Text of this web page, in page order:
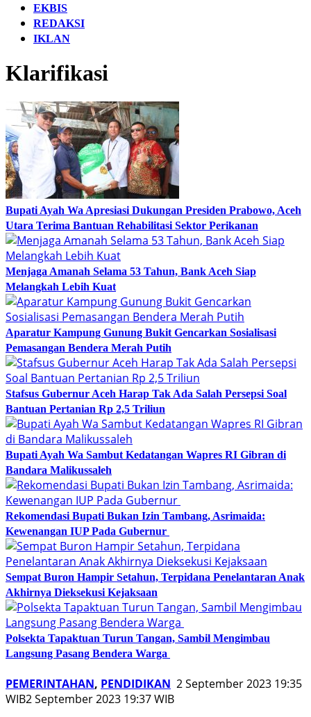
EKBIS
REDAKSI
IKLAN
Klarifikasi
Bupati Ayah Wa Apresiasi Dukungan Presiden Prabowo, Aceh
Utara Terima Bantuan Rehabilitasi Sektor Perikanan
Menjaga Amanah Selama 53 Tahun, Bank Aceh Siap
Melangkah Lebih Kuat
Aparatur Kampung Gunung Bukit Gencarkan Sosialisasi
Pemasangan Bendera Merah Putih
Stafsus Gubernur Aceh Harap Tak Ada Salah Persepsi Soal
Bantuan Pertanian Rp 2,5 Triliun
Bupati Ayah Wa Sambut Kedatangan Wapres RI Gibran di
Bandara Malikussaleh
Rekomendasi Bupati Bukan Izin Tambang, Asrimaida:
Kewenangan IUP Pada Gubernur
Sempat Buron Hampir Setahun, Terpidana Penelantaran Anak
Akhirnya Dieksekusi Kejaksaan
Polsekta Tapaktuan Turun Tangan, Sambil Mengimbau
Langsung Pasang Bendera Warga
PEMERINTAHAN, PENDIDIKAN 2 September 2023 19:35
WIB2 September 2023 19:37 WIB